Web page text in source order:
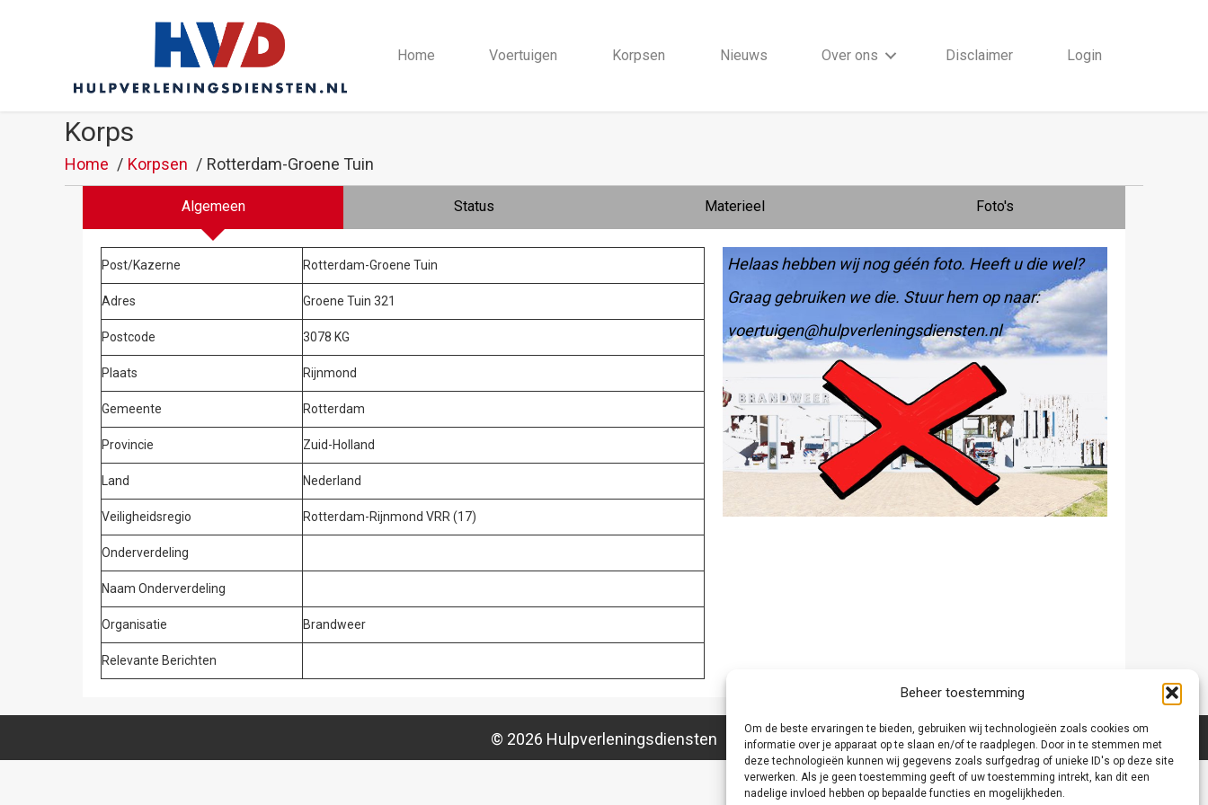
Beheer toestemming
Om de beste ervaringen te bieden, gebruiken wij technologieën zoals cookies om
informatie over je apparaat op te slaan en/of te raadplegen. Door in te stemmen met
deze technologieën kunnen wij gegevens zoals surfgedrag of unieke ID's op deze site
verwerken. Als je geen toestemming geeft of uw toestemming intrekt, kan dit een
nadelige invloed hebben op bepaalde functies en mogelijkheden.
Home Voertuigen Korpsen Nieuws Over ons Disclaimer Login
Korps
Home Korpsen Rotterdam-Groene Tuin
Algemeen Status Materieel Foto's
Post/Kazerne Rotterdam-Groene Tuin
Adres Groene Tuin 321
Postcode 3078 KG
Plaats Rijnmond
Gemeente Rotterdam
Provincie Zuid-Holland
Land Nederland
Veiligheidsregio Rotterdam-Rijnmond VRR (17)
Onderverdeling
Naam Onderverdeling
Organisatie Brandweer
Relevante Berichten
Helaas hebben wij nog géén foto. Heeft u die wel?
Graag gebruiken we die. Stuur hem op naar:
voertuigen@hulpverleningsdiensten.nl
© 2026 Hulpverleningsdiensten